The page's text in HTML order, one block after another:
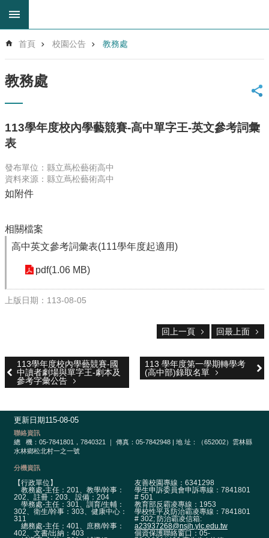
跳到主要內容區塊
階
搜
首
網
站
覽
雲
教
育
網
登
入
校
園
公
主
選
單
認
識
校
首頁 校園公告 教務處
教務處
113學年度校內學藝競賽-高中單字王-英文參考詞彙
表
發布單位：縣立蔦松藝術高中
資料來源：縣立蔦松藝術高中
如附件
相關檔案
高中英文參考詞彙表(111學年度起適用)
pdf(1.06 MB)
上版日期：113-08-05
回上一頁 回最上面
113學年度校內學藝競賽-國
中讀者劇場與單字王-劇本及
參考字彙公告
113 學年度第一學期轉學考
(高中部)錄取名單
更新日期115-08-05
聯絡資訊
總
機：05-7841801，7840321 ｜ 傳真：05-7842948 | 地 址：（652002）雲林縣
水林鄉松北村一之一號
分機資訊
【行政單位】
教務處-主任：201、教學/幹事：
202、註冊：203、設備：204
學務處-主任：301、訓育/生輔：
302、衛生/幹事：303、健康中心：
311
總務處-主任：401、庶務/幹事：
402、文書/出納：403
友善校園專線：6341298
學生申訴委員會申訴專線：7841801
# 501
教育部反霸凌專線：1953
學校性平及防治霸凌專線：7841801
# 302; 防治霸凌信箱:
a23937268@nsjh.ylc.edu.tw
個資保護聯絡窗口：05-